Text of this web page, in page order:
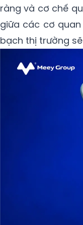
ràng và cơ chế
giữa các cơ
bạch thị trường